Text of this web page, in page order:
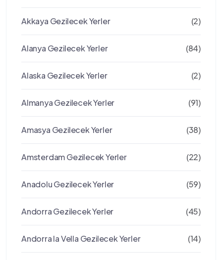
Akkaya Gezilecek Yerler (2)
Alanya Gezilecek Yerler (84)
Alaska Gezilecek Yerler (2)
Almanya Gezilecek Yerler (91)
Amasya Gezilecek Yerler (38)
Amsterdam Gezilecek Yerler (22)
Anadolu Gezilecek Yerler (59)
Andorra Gezilecek Yerler (45)
Andorra la Vella Gezilecek Yerler (14)